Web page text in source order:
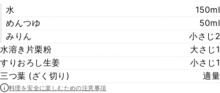
水
150ml
めんつゆ
50ml
みりん
小さじ2
水溶き片栗粉
大さじ1
すりおろし生姜
小さじ1
三つ葉 (ざく切り)
適量
料理を安全に楽しむための注意事項